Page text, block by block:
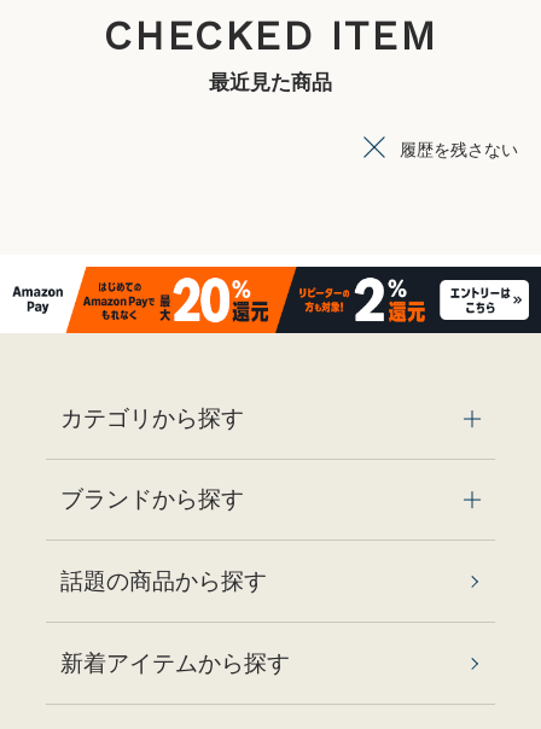
CHECKED ITEM
最近見た商品
履歴を残さない
カテゴリから探す
ブランドから探す
話題の商品から探す
新着アイテムから探す